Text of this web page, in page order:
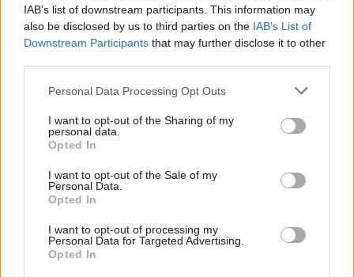
IAB’s list of downstream participants. This information may
also be disclosed by us to third parties on the IAB’s List of
Downstream Participants that may further disclose it to other
Please note that this website/app uses one or more Google
not limited to your visit or usage behaviour. You may click to
grant or deny consent to Google and its third-party tags to
use your data for below specified purposes in below Google
consent section.
Personal Data Processing Opt Outs
I want to opt-out of the Sharing of my
personal data.
Opted In
I want to opt-out of the Sale of my
Personal Data.
Opted In
I want to opt-out of processing my
Personal Data for Targeted Advertising.
Opted In
all’addome. Non si trova in farmacia o negozio, né
su Amazon o eBay.È disponibile solo sul sito
può essere effettuato anche alla consegna.
Redazione di style24